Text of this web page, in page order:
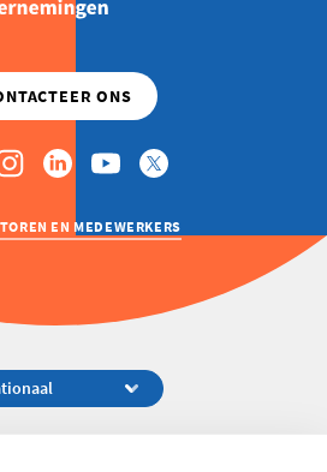
EN MEDEWERKERS